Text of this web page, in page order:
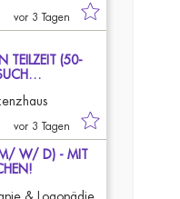
vor 3 Tagen
TEILZEIT (50-
vor 3 Tagen
(M/ W/ D) - MIT
& Logopädie